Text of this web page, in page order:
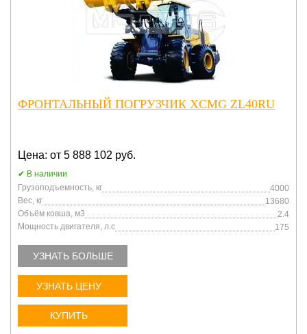
ФРОНТАЛЬНЫЙ ПОГРУЗЧИК XCMG ZL40RU
Цена: от 5 888 102 руб.
В наличии
Грузоподъемность, кг
4000
Вес, кг
13680
Объём ковша, м3
2.4
Мощность двигателя, л.с
175
УЗНАТЬ БОЛЬШЕ
УЗНАТЬ ЦЕНУ
КУПИТЬ